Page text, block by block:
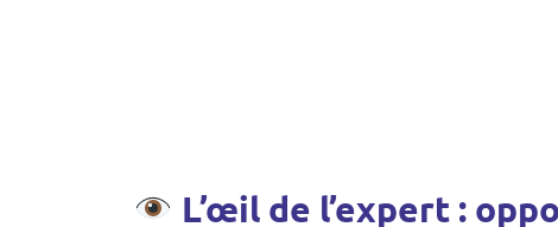
L’œil de l’expert :